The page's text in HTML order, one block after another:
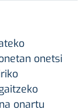
onetsi
onartu